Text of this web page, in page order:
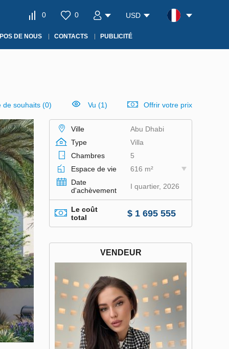
0 0 USD
DE NOUS CONTACTS PUBLICITÉ
de souhaits (0) Vu (1) Offrir votre prix
Ville
Abu Dhabi
Type
Villa
Chambres
5
Espace de vie
616 m²
Date
d'achèvement
I quartier, 2026
Le coût
total
$ 1 695 555
VENDEUR